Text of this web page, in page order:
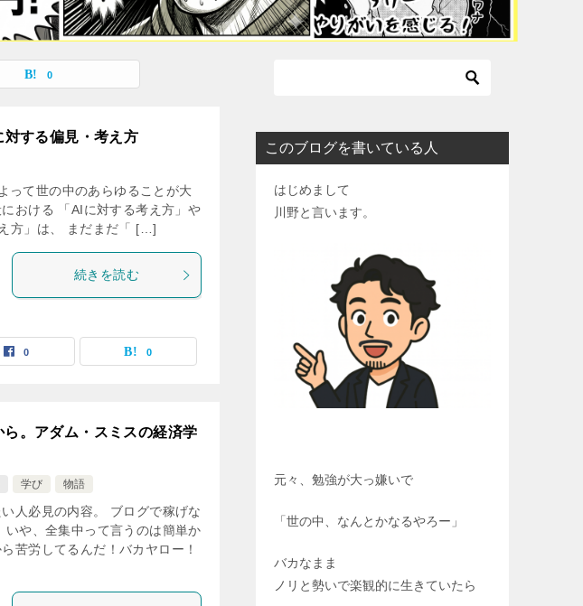
0
対する偏見・考え方
って世の中のあらゆることが大
おける 「AIに対する考え方」や
方」は、 まだまだ「 […]
続きを読む
0 0
。アダム・スミスの経済学
学び 物語
人必見の内容。 ブログで稼げな
や、全集中って言うのは簡単か
苦労してるんだ！バカヤロー！
このブログを書いている人
はじめまして
川野と言います。
元々、勉強が大っ嫌いで
「世の中、なんとかなるやろー」
バカなまま
ノリと勢いで楽観的に生きていたら